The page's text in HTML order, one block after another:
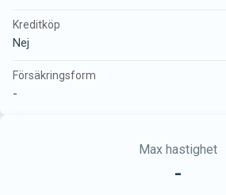
Kreditköp
Nej
Försäkringsform
-
Max hastighet
-